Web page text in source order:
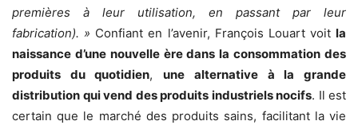
premières à leur utilisation, en passant par leur
fabrication). » Confiant en l’avenir, François Louart voit la
naissance d’une nouvelle ère dans la consommation des
produits du quotidien,une alternative à la grande
distribution qui vend des produits industriels nocifs. Il est
certain que le marché des produits sains, facilitant la vie